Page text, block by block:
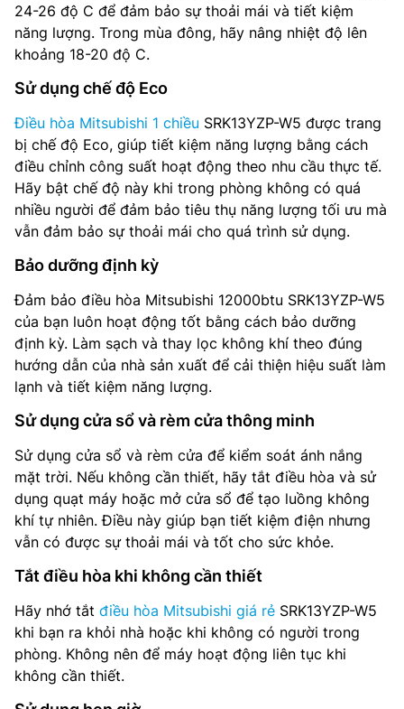
24-26 độ C để đảm bảo sự thoải mái và tiết kiệm
năng lượng. Trong mùa đông, hãy nâng nhiệt độ lên
khoảng 18-20 độ C.
Sử dụng chế độ Eco
Điều hòa Mitsubishi 1 chiều SRK13YZP-W5 được trang
bị chế độ Eco, giúp tiết kiệm năng lượng bằng cách
điều chỉnh công suất hoạt động theo nhu cầu thực tế.
Hãy bật chế độ này khi trong phòng không có quá
nhiều người để đảm bảo tiêu thụ năng lượng tối ưu mà
vẫn đảm bảo sự thoải mái cho quá trình sử dụng.
Bảo dưỡng định kỳ
Đảm bảo điều hòa Mitsubishi 12000btu SRK13YZP-W5
của bạn luôn hoạt động tốt bằng cách bảo dưỡng
định kỳ. Làm sạch và thay lọc không khí theo đúng
hướng dẫn của nhà sản xuất để cải thiện hiệu suất làm
lạnh và tiết kiệm năng lượng.
Sử dụng cửa sổ và rèm cửa thông minh
Sử dụng cửa sổ và rèm cửa để kiểm soát ánh nắng
mặt trời. Nếu không cần thiết, hãy tắt điều hòa và sử
dụng quạt máy hoặc mở cửa sổ để tạo luồng không
khí tự nhiên. Điều này giúp bạn tiết kiệm điện nhưng
vẫn có được sự thoải mái và tốt cho sức khỏe.
Tắt điều hòa khi không cần thiết
Hãy nhớ tắt điều hòa Mitsubishi giá rẻ SRK13YZP-W5
khi bạn ra khỏi nhà hoặc khi không có người trong
phòng. Không nên để máy hoạt động liên tục khi
không cần thiết.